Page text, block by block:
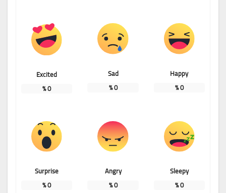
Happy
0
%
Sad
0
%
Excited
0
%
Sleepy
0
%
Angry
0
%
Surprise
0
%